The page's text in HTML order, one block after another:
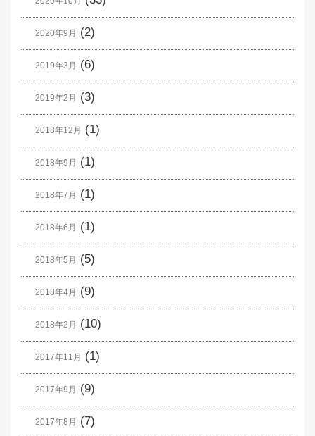
2020年9月 (2)
2019年3月 (6)
2019年2月 (3)
2018年12月 (1)
2018年9月 (1)
2018年7月 (1)
2018年6月 (1)
2018年5月 (5)
2018年4月 (9)
2018年2月 (10)
2017年11月 (1)
2017年9月 (9)
2017年8月 (7)